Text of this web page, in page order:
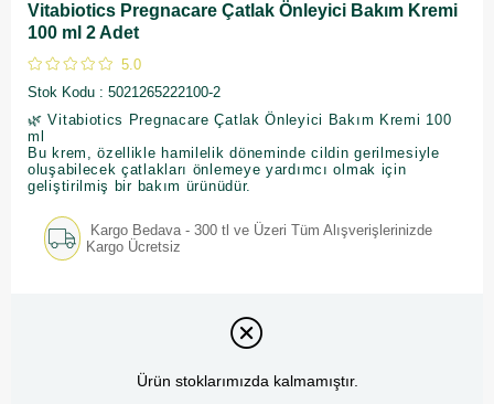
Vitabiotics Pregnacare Çatlak Önleyici Bakım Kremi
100 ml 2 Adet
5.0
Stok Kodu
5021265222100-2
🌿 Vitabiotics Pregnacare Çatlak Önleyici Bakım Kremi 100
ml
Bu krem, özellikle hamilelik döneminde cildin gerilmesiyle
oluşabilecek çatlakları önlemeye yardımcı olmak için
geliştirilmiş bir bakım ürünüdür.
Kargo Bedava - 300 tl ve Üzeri Tüm Alışverişlerinizde
Kargo Ücretsiz
Ürün stoklarımızda kalmamıştır.